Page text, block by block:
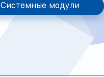
Системные модули